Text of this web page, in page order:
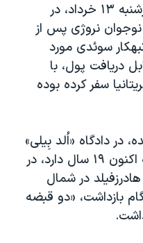
دادستان‌های بریتانیایی روز چهارشنبه ۱۳ خرداد، در
نروژی پس از
سوئدی مورد
دریافت پول، با
سفر کرده بوده
در دادگاه «اُلد بِیلی»
لندن گفت که یوهانس نَتلَند، که اکنون ۱۹ سال دارد، در
در هادرزفیلد در شمال
بازداشت، «دو قبضه